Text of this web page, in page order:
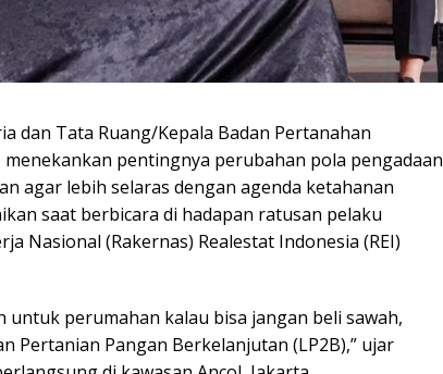
dan Tata Ruang/Kepala Badan Pertanahan
pentingnya perubahan pola pengadaan
agar lebih selaras dengan agenda ketahanan
saat berbicara di hadapan ratusan pelaku
Nasional (Rakernas) Realestat Indonesia (REI)
untuk perumahan kalau bisa jangan beli sawah,
Pertanian Pangan Berkelanjutan (LP2B),” ujar